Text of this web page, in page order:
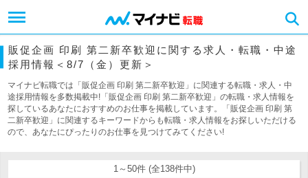
販促企画 印刷 第二新卒歓迎に関する求人・転職・中途
採用情報＜8/7（金）更新＞
マイナビ転職では「販促企画 印刷 第二新卒歓迎」に関連する転職・求人・中
途採用情報を多数掲載中!「販促企画 印刷 第二新卒歓迎」の転職・求人情報を
探しているあなたにおすすめのお仕事を掲載しています。「販促企画 印刷 第
二新卒歓迎」に関連するキーワードからも転職・求人情報をお探しいただける
ので、あなたにぴったりのお仕事を見つけてみてください!
1～50件 (全138件中)